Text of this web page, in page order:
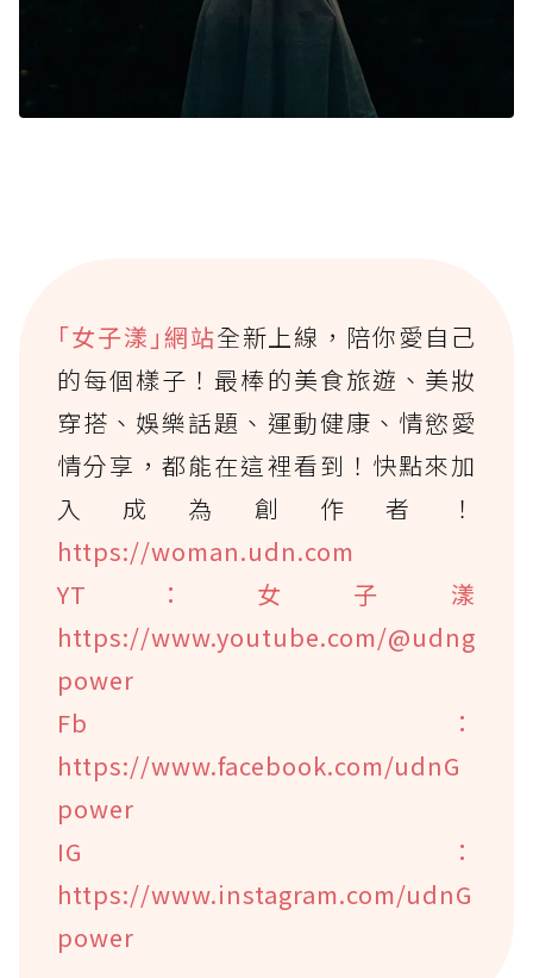
｢女子漾｣網站全新上線，陪你愛自己
的每個樣子！最棒的美食旅遊、美妝
穿搭、娛樂話題、運動健康、情慾愛
情分享，都能在這裡看到！快點來加
入成為創作者！
https://woman.udn.com
YT：女子漾
https://www.youtube.com/@udng
power
Fb：
https://www.facebook.com/udnG
power
IG：
https://www.instagram.com/udnG
power